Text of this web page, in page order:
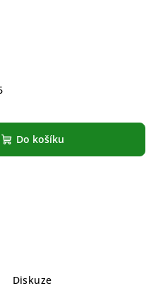
Do košíku
Diskuze